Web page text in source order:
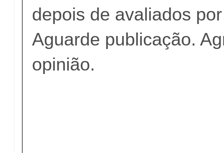
depois de avaliados
Aguarde publicação.
opinião.